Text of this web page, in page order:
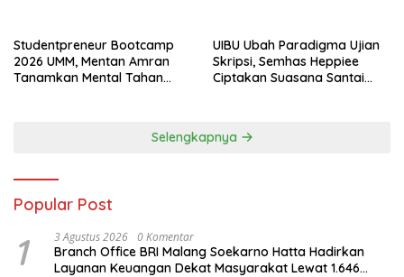
Studentpreneur Bootcamp
2026 UMM, Mentan Amran
Tanamkan Mental Tahan
UIBU Ubah Paradigma Ujian
Skripsi, Semhas Heppiee
Ciptakan Suasana Santai
Selengkapnya
Popular Post
1 3 Agustus 2026 0 Komentar
Branch Office BRI Malang Soekarno Hatta Hadirkan
Layanan Keuangan Dekat Masyarakat Lewat 1.646